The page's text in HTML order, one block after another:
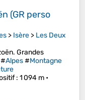
(GR perso
> Isère > Les Deux
Grandes
#Alpes#Montagne
: 1 094 m •